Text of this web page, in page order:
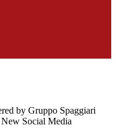
by Gruppo Spaggiari
Social Media